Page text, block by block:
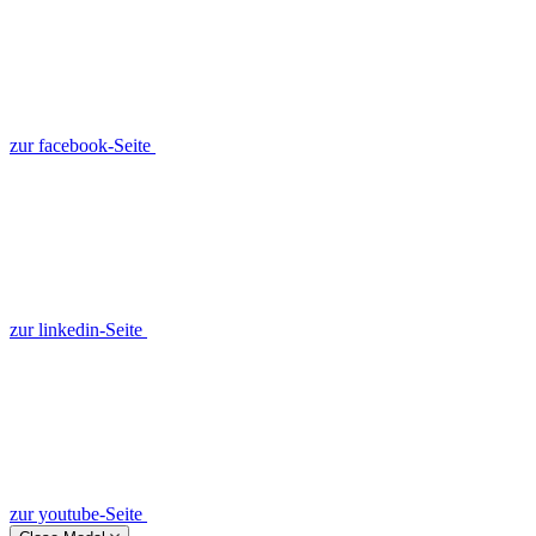
zur facebook-Seite
zur linkedin-Seite
zur youtube-Seite